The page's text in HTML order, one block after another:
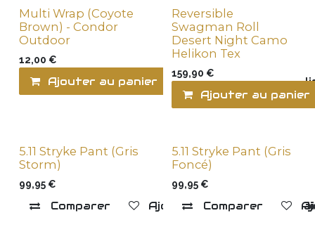
Multi Wrap (Coyote
Brown) - Condor
Outdoor
12,00 €
Ajouter au panier Ajouter à la
Reversible
Swagman Roll
Desert Night Camo
Helikon Tex
159,90 €
Ajouter au panier
5.11 Stryke Pant (Gris
Storm)
99,95 €
Comparer Ajouter à la liste de
5.11 Stryke Pant (Gris
Foncé)
99,95€
Comparer